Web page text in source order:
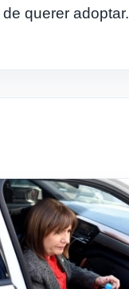
querer adoptar.